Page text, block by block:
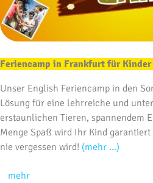
Feriencamp in Frankfurt für Kinder
Unser English Feriencamp in den
Lösung für eine lehrreiche und
erstaunlichen Tieren, spannendem
Menge Spaß wird Ihr Kind
nie vergessen wird! (mehr …)
mehr